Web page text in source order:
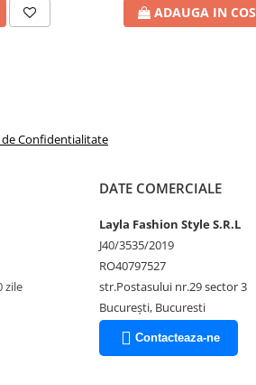
ADAUGA IN COS
de Confidentialitate
zile
DATE COMERCIALE
Layla Fashion Style S.R.L
J40/3535/2019
RO40797527
str.Postasului nr.29 sector 3
București, Bucuresti
Contacteaza-ne